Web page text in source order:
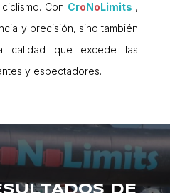
Con CroNoLimits ,
y precisión, sino también
calidad que excede las
y espectadores.
DE